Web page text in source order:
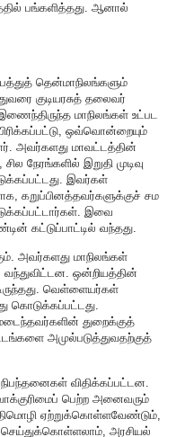
பங்களித்தது. ஆனால்
தென்மாநிலங்களும்
குடியரசுத் தலைவர்
மாநிலங்கள் உட்பட
ஒவ்வொன்றையும்
அவர்களது மாவட்டத்தின்
நேரங்களில் இறுதி முடிவு
இவர்கள்
கறுப்பினத்தவர்களுக்குச் சம
இவை
கட்டுப்பாட்டில் வந்தது.
அவர்களது மாநிலங்கள்
ஒன்றியத்தின்
வெள்ளையர்கள்
கொடுக்கப்பட்டது.
துறைக்குத்
அமுல்படுத்துவதற்குத்
விதிக்கப்பட்டன.
பெற்ற அனைவரும்
ஏற்றுக்கொள்ளவேண்டும்,
அரசியல்